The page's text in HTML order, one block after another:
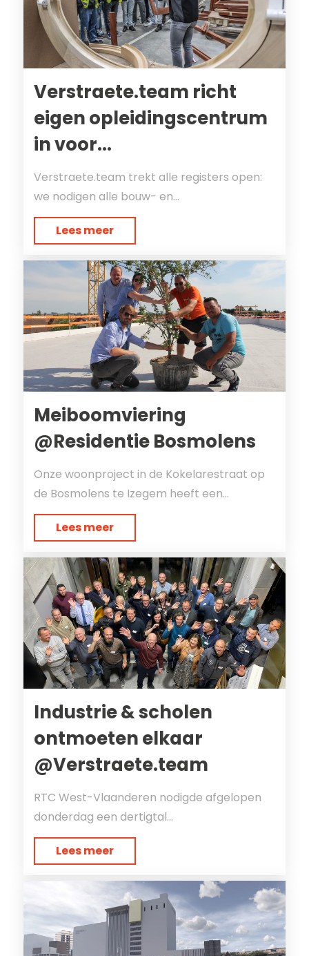
Verstraete.team richt
eigen opleidingscentrum
in voor...
Verstraete.team trekt alle registers open:
we nodigen alle bouw- en...
Lees meer
Meiboomviering
@Residentie Bosmolens
Onze woonproject in de Kokelarestraat op
de Bosmolens te Izegem heeft een...
Lees meer
Industrie & scholen
ontmoeten elkaar
@Verstraete.team
RTC West-Vlaanderen nodigde afgelopen
donderdag een dertigtal...
Lees meer